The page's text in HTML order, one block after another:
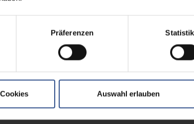
Präferenzen
Auswahl erlauben
Rate – online und offline! So erzielen Sie langfristig